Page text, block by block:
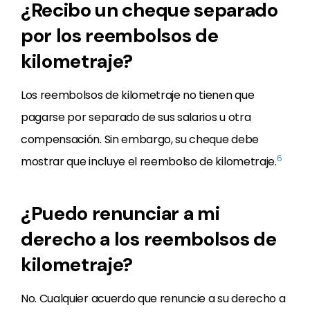
¿Recibo un cheque separado
por los reembolsos de
kilometraje?
Los reembolsos de kilometraje no tienen que
pagarse por separado de sus salarios u otra
compensación. Sin embargo, su cheque debe
mostrar que incluye el reembolso de kilometraje.6
¿Puedo renunciar a mi
derecho a los reembolsos de
kilometraje?
No. Cualquier acuerdo que renuncie a su derecho a